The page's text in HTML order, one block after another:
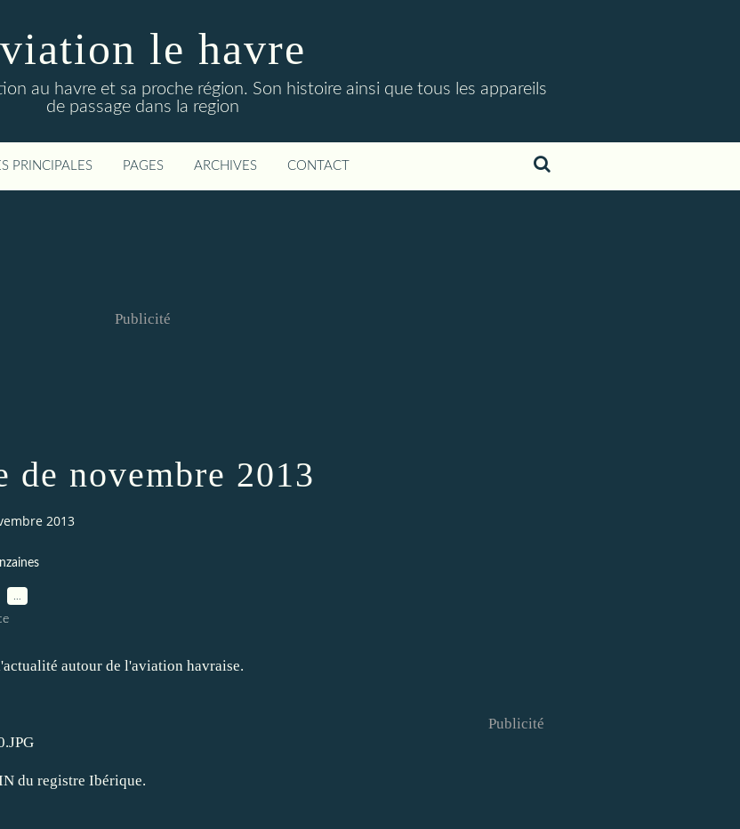
le havre
au havre et sa proche région. Son histoire ainsi que tous les appareils
de passage dans la region
PRINCIPALES PAGES ARCHIVES CONTACT
Publicité
de novembre 2013
2013
autour de l'aviation havraise.
du registre Ibérique.
Publicité